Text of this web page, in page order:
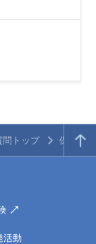
問トップ 保険商
活動